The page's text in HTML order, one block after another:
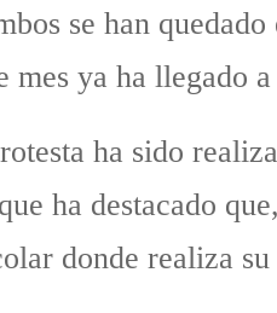
se han
mes ya ha llegado
ha sido
ha destacado
donde realiza